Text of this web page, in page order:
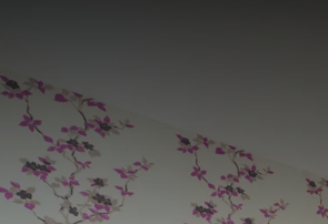
Restitutie op